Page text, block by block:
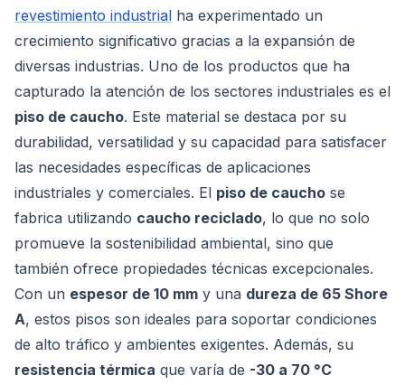
revestimiento industrial ha experimentado un
crecimiento significativo gracias a la expansión de
diversas industrias. Uno de los productos que ha
capturado la atención de los sectores industriales es el
piso de caucho. Este material se destaca por su
durabilidad, versatilidad y su capacidad para satisfacer
las necesidades específicas de aplicaciones
industriales y comerciales. El piso de caucho se
fabrica utilizando caucho reciclado, lo que no solo
promueve la sostenibilidad ambiental, sino que
también ofrece propiedades técnicas excepcionales.
Con un espesor de 10 mm y una dureza de 65 Shore
A, estos pisos son ideales para soportar condiciones
de alto tráfico y ambientes exigentes. Además, su
resistencia térmica que varía de -30 a 70 °C